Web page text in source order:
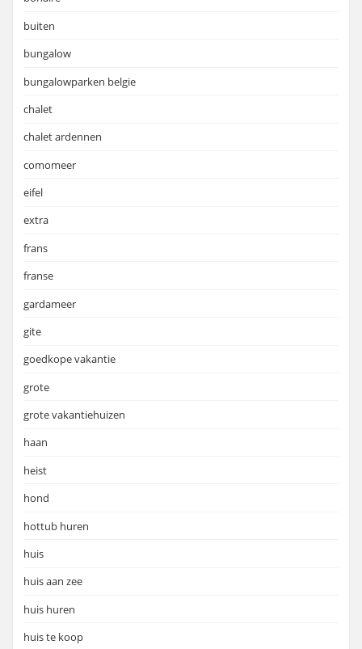
buiten
bungalow
bungalowparken belgie
chalet
chalet ardennen
comomeer
eifel
extra
frans
franse
gardameer
gite
goedkope vakantie
grote
grote vakantiehuizen
haan
heist
hond
hottub huren
huis
huis aan zee
huis huren
huis te koop